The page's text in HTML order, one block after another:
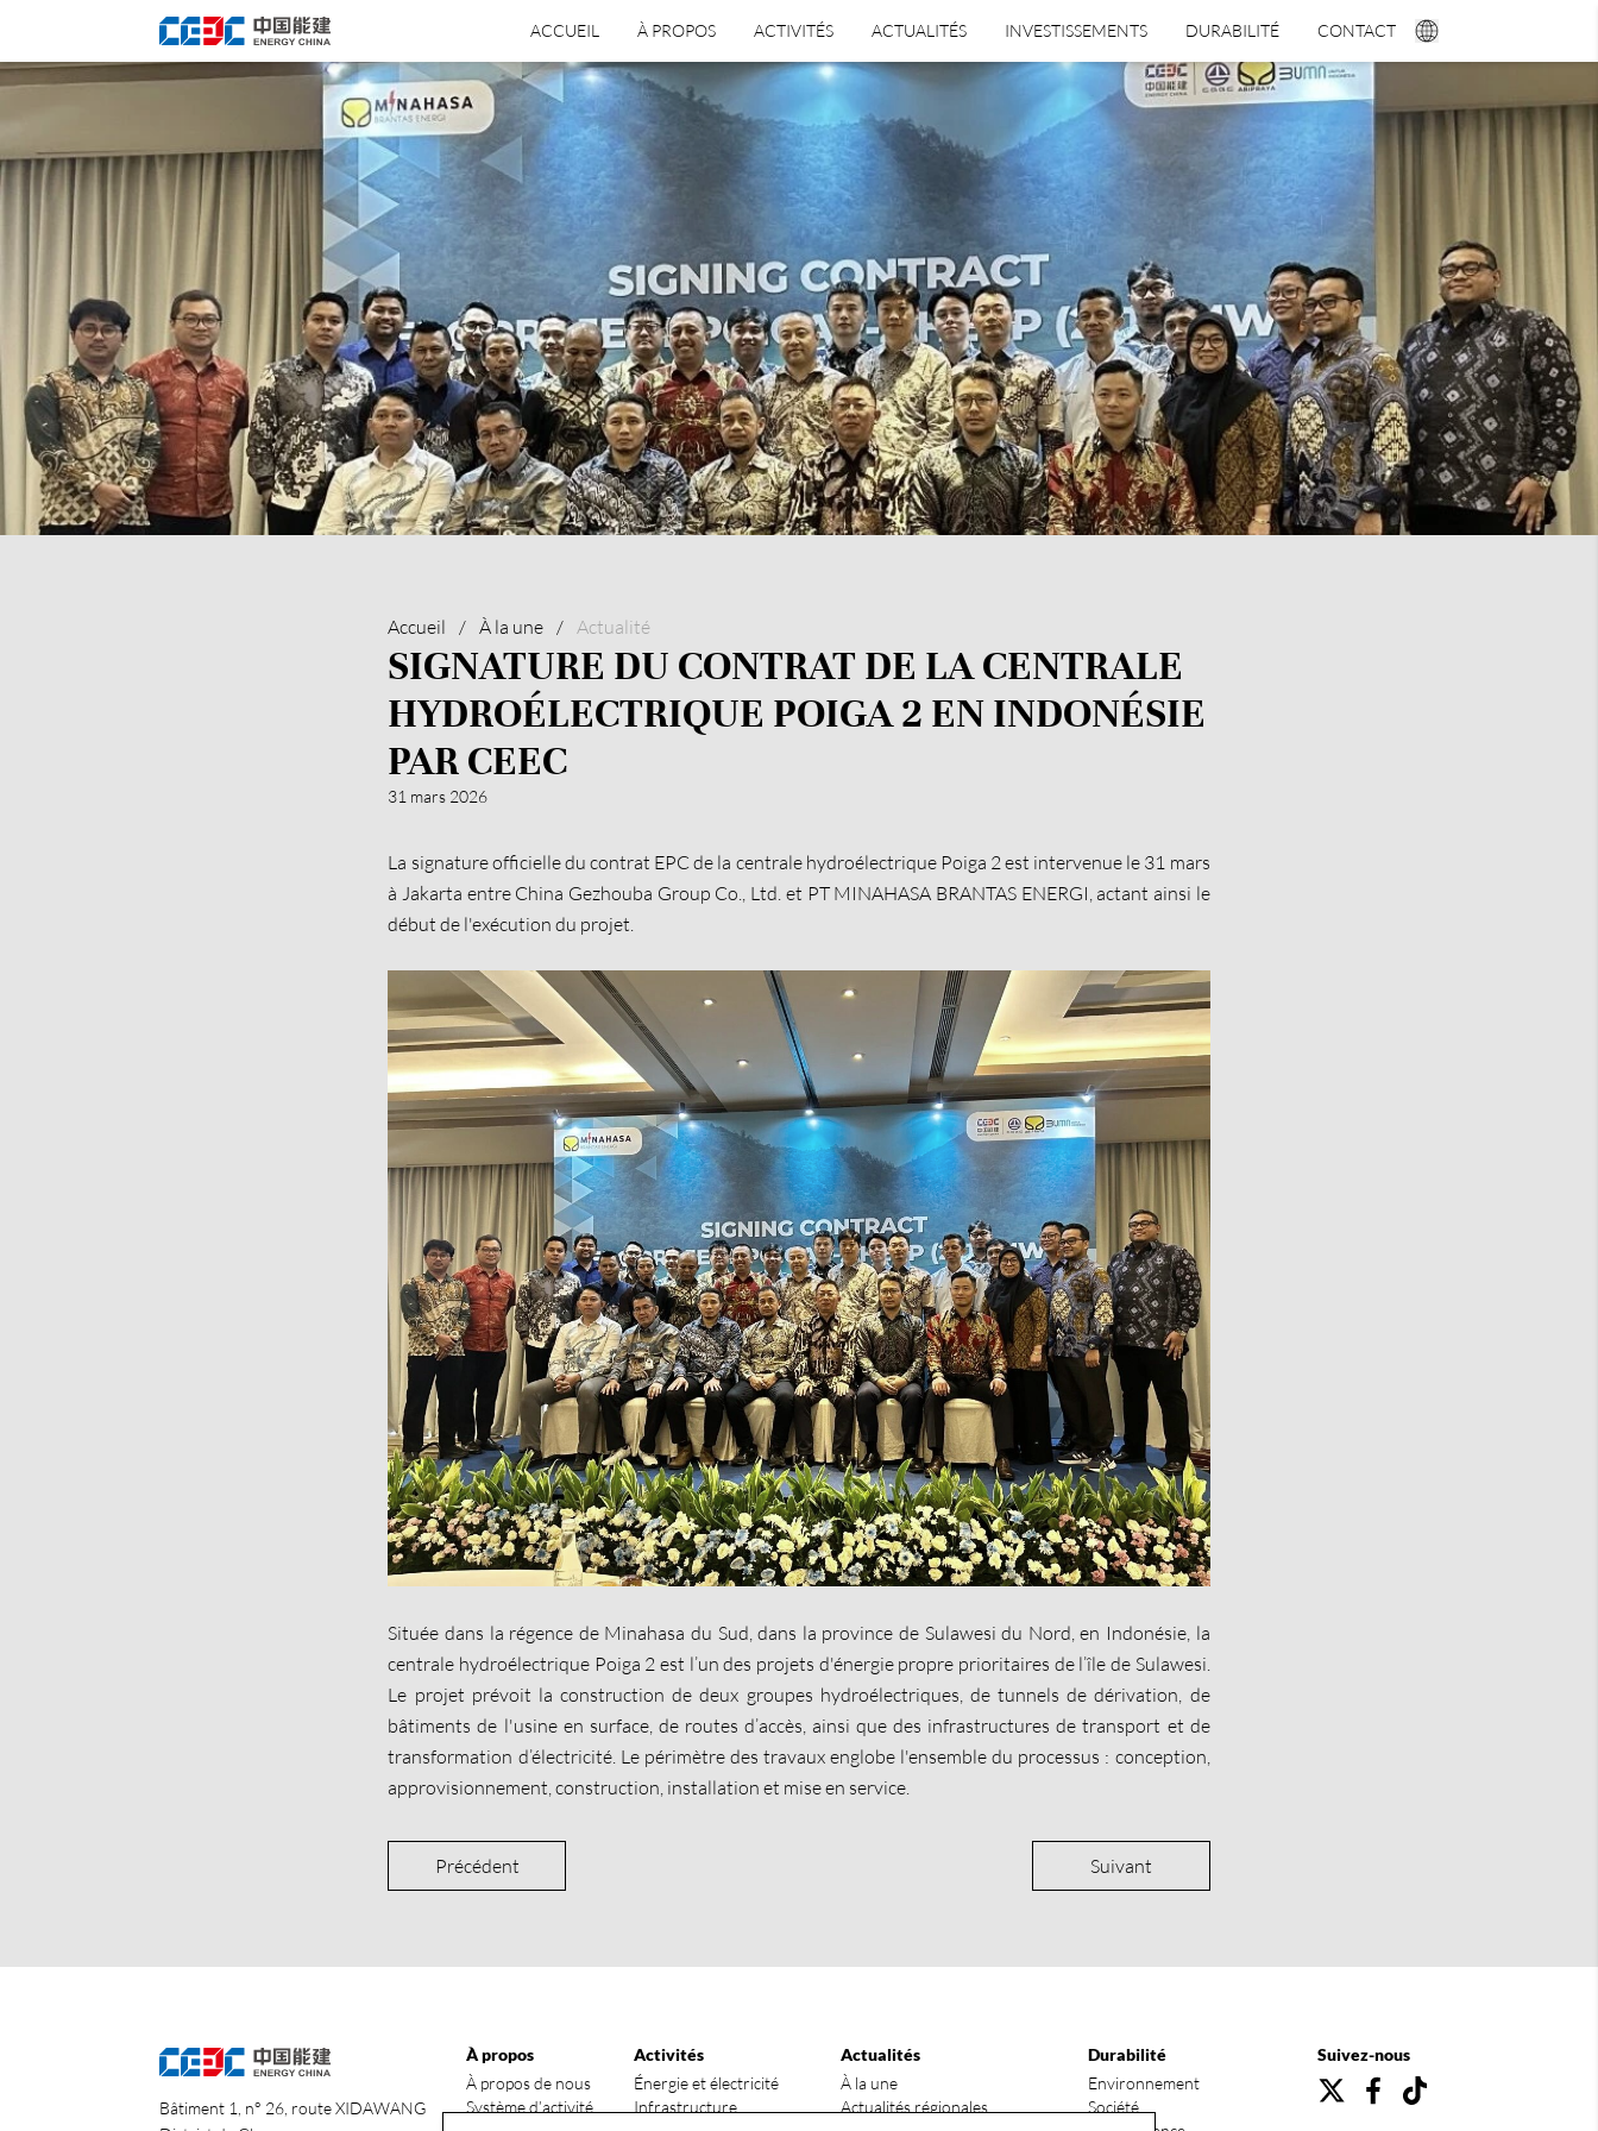
ACCUEIL À PROPOS ACTIVITÉS ACTUALITÉS INVESTISSEMENTS DURABILITÉ CONTACT
Accueil / À la une / Actualité
SIGNATURE DU CONTRAT DE LA CENTRALE
HYDROÉLECTRIQUE POIGA 2 EN INDONÉSIE
PAR CEEC
31 mars 2026
La signature officielle du contrat EPC de la centrale hydroélectrique Poiga 2 est intervenue le 31 mars
à Jakarta entre China Gezhouba Group Co., Ltd. et PT MINAHASA BRANTAS ENERGI, actant ainsi le
début de l'exécution du projet.
Située dans la régence de Minahasa du Sud, dans la province de Sulawesi du Nord, en Indonésie, la
centrale hydroélectrique Poiga 2 est l’un des projets d'énergie propre prioritaires de l’île de Sulawesi.
Le projet prévoit la construction de deux groupes hydroélectriques, de tunnels de dérivation, de
bâtiments de l'usine en surface, de routes d’accès, ainsi que des infrastructures de transport et de
transformation d’électricité. Le périmètre des travaux englobe l'ensemble du processus : conception,
approvisionnement, construction, installation et mise en service.
Précédent Suivant
Bâtiment 1, n° 26, route XIDAWANG
À propos
À propos de nous
Système d’activité
Activités
Énergie et électricité
Infrastructure
Actualités
À la une
Actualités régionales
Durabilité
Environnement
Société
Suivez-nous